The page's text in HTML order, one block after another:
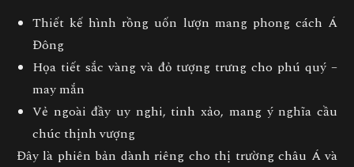
Thiết kế hình rồng uốn lượn mang phong cách Á
Đông
Họa tiết sắc vàng và đỏ tượng trưng cho phú quý –
may mắn
Vẻ ngoài đầy uy nghi, tinh xảo, mang ý nghĩa cầu
chúc thịnh vượng
Đây là phiên bản dành riêng cho thị trường châu Á và